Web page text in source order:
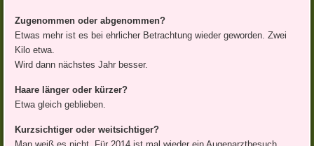
Zugenommen oder abgenommen?
Etwas mehr ist es bei ehrlicher Betrachtung wieder geworden. Zwei
Kilo etwa.
Wird dann nächstes Jahr besser.
Haare länger oder kürzer?
Etwa gleich geblieben.
Kurzsichtiger oder weitsichtiger?